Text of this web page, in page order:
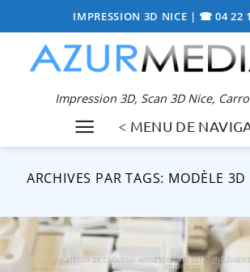
au
contenu
IMPRESSION 3D NICE | ☎ 04 22
Impression 3D, Scan 3D Nice,
< MENU DE
ARCHIVES PAR TAGS: MODÈLE 3D
ATELIER DE CRÉATION IMPRESSION 3D RÉTRO-
STUDIO 3D